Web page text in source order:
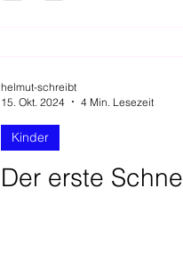
Der erste
Kinder
helmut-schreibt
15. Okt. 2024
4 Min. Lesezeit